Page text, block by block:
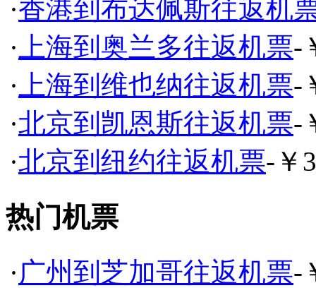
·香港到布达佩斯往返机
· 上海到奥兰多往返机票-
· 上海到维也纳往返机票-
·北京到凯恩斯往返机票-
·北京到纽约往返机票-￥
热门机票
·广州到芝加哥往返机票-